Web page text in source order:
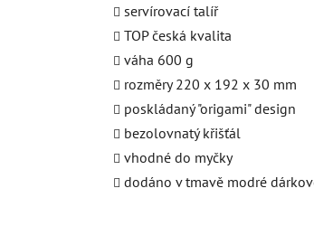
servírovací talíř
TOP česká kvalita
váha 600 g
rozměry 220 x 192 x 30 mm
poskládaný "origami" design
bezolovnatý křišťál
vhodné do myčky
dodáno v tmavě modré